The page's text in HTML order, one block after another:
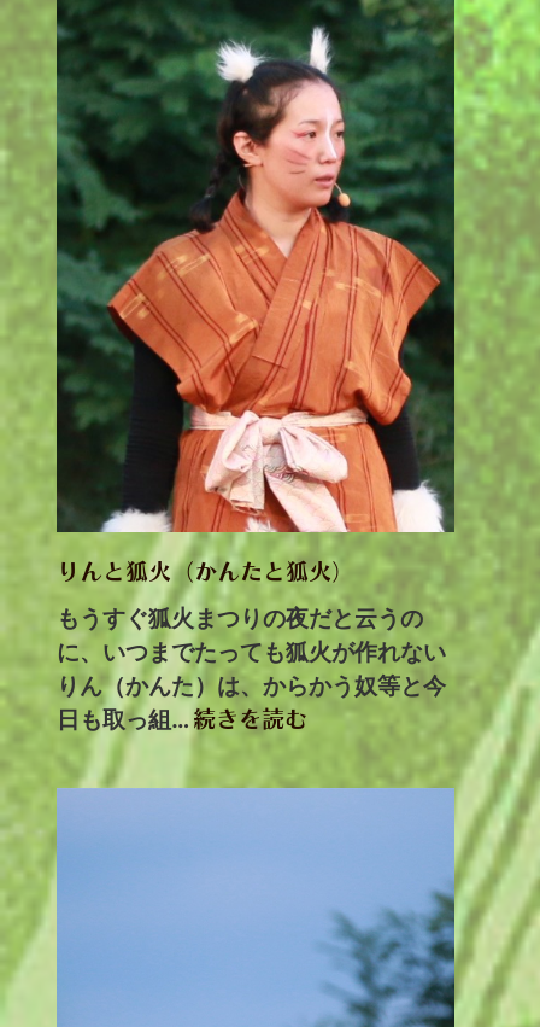
りんと狐火（かんたと狐火）
もうすぐ狐火まつりの夜だと云うの
に、いつまでたっても狐火が作れない
りん（かんた）は、からかう奴等と今
日も取っ組… 続きを読む